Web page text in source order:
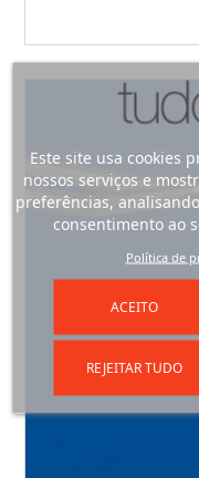
Este site usa cookies
nossos serviços e
preferências,
consentimento ao
Política de
REJEITAR TUDO
ACEITO